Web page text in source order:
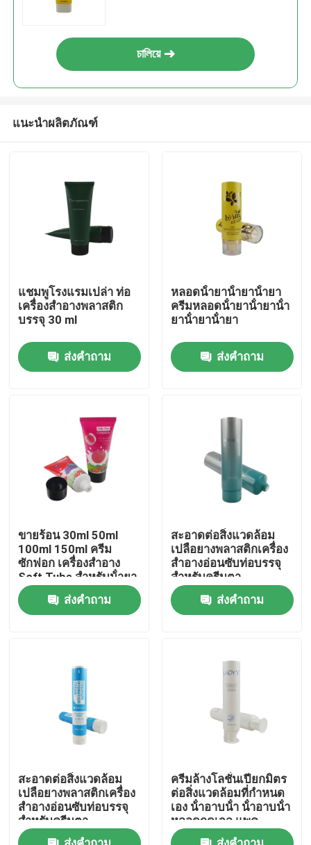
สินค้า
เกี่ยวกับเรา
ทัวร์โรงงาน
การควบคุมคุณภาพ
ท่อเสริมกาย
หลอดสกัด
หลอดเครื่องสำอางเปล่า
চালিয়ে
แนะนำผลิตภัณฑ์
แชมพูโรงแรมเปล่า ท่อ
เครื่องสําอางพลาสติก
บรรจุ 30 ml
ส่งคำถาม
หลอดน้ํายาน้ํายาน้ํายา
ครีมหลอดน้ํายาน้ํายาน้ํา
ยาน้ํายาน้ํายา
ส่งคำถาม
ขายร้อน 30ml 50ml
100ml 150ml ครีม
ซักฟอก เครื่องสําอาง
Soft Tube สําหรับน้ํายา
ผสมร่างกาย ครีมมือ
เครื่องสําอางท่อ
ส่งคำถาม
สะอาดต่อสิ่งแวดล้อม
เปลือยางพลาสติกเครื่อง
สําอางอ่อนซับท่อบรรจุ
สําหรับครีมตา
ส่งคำถาม
สะอาดต่อสิ่งแวดล้อม
เปลือยางพลาสติกเครื่อง
สําอางอ่อนซับท่อบรรจุ
สําหรับครีมตา
ครีมล้างโลชั่นเปียกมิตร
ต่อสิ่งแวดล้อมที่กําหนด
เอง น้ําอาบน้ํา น้ําอาบน้ํา
หลอดกดเจล แพค
พลาสติกหลอดอ่อน